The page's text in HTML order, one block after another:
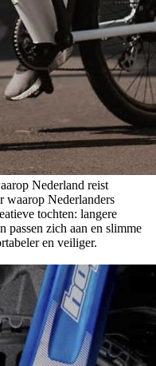
Nederland reist
waarop Nederlanders
tochten: langere
passen zich aan en slimme
en veiliger.